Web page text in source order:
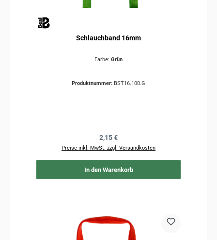
Schlauchband 16mm
Farbe: Grün
Produktnummer: BST16.100.G
Regulärer Preis:
2,15 €
Preise inkl. MwSt. zzgl. Versandkosten
In den Warenkorb